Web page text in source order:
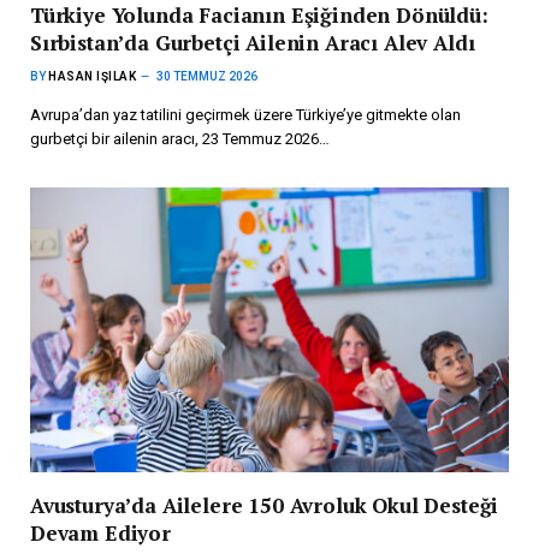
Türkiye Yolunda Facianın Eşiğinden Dönüldü:
Sırbistan’da Gurbetçi Ailenin Aracı Alev Aldı
BY HASAN IŞILAK 30 TEMMUZ 2026
Avrupa’dan yaz tatilini geçirmek üzere Türkiye’ye gitmekte olan
gurbetçi bir ailenin aracı, 23 Temmuz 2026…
Avusturya’da Ailelere 150 Avroluk Okul Desteği
Devam Ediyor